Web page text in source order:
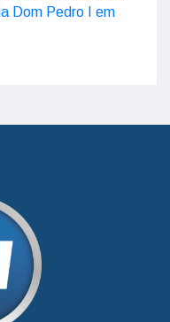
Dom Pedro I em